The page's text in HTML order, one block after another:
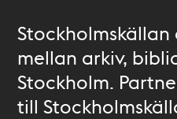
mellan arkiv,
Stockholm.
till